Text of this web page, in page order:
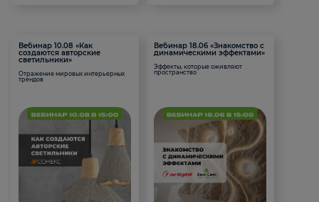
Вебинар 10.08 «Как
создаются авторские
светильники»
Отражение мировых интерьерных
трендов
Вебинар 18.06 «Знакомство с
динамическими эффектами»
Эффекты, которые оживляют
пространство